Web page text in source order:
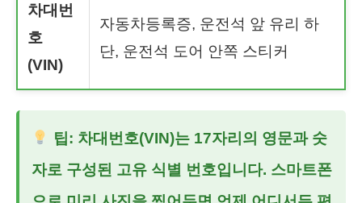
차대번
호
(VIN)
자동차등록증, 운전석 앞 유리 하
단, 운전석 도어 안쪽 스티커
팁: 차대번호(VIN)는 17자리의 영문과 숫
자로 구성된 고유 식별 번호입니다. 스마트폰